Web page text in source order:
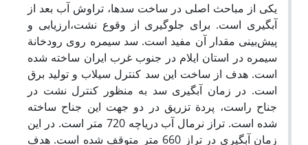
یکی از مباحث اصلی در ساخت سدها، تراوش آب بعد از
آبگیری است. برای جلوگیری از وقوع نشت،ارزیابی و
پیش‌بینی مقدار آن مفید است. سد سیمره روی رودخانة
سیمره در استان ایلام در جنوب غرب ایران ساخته شده
است. هدف از ساخت این سد کنترل سیلاب و تولید برق
است. در زمان آبگیری سد به منظور کنترل نشت در
جناح راست، پردة تزریق در دو جهت این جناح ساخته
شده است. تراز نرمال آب دریاچه 720 متر است. در این
زمان آبگیری در تراز 660 متر متوقف شده است. هدف